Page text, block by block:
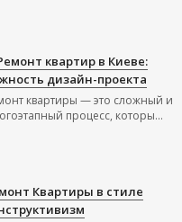
квартир в Киеве:
дизайн-проекта
квартиры — это сложный и
процесс, которы...
Квартиры в стиле